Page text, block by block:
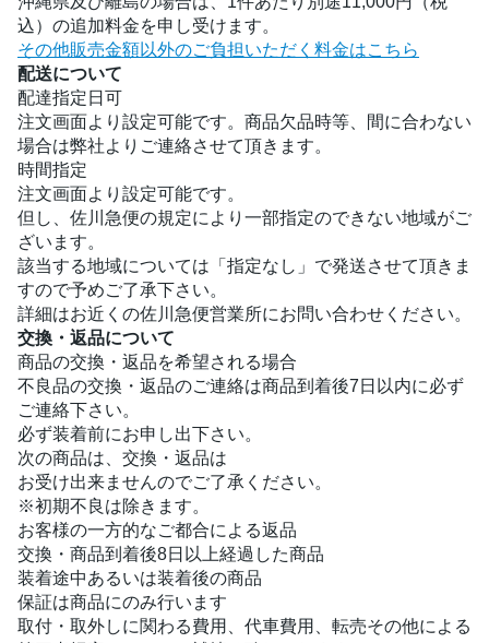
込）の追加料金を申し受けます。
その他販売金額以外のご負担いただく料金はこちら
配送について
配達指定日可
注文画面より設定可能です。商品欠品時等、間に合わない
場合は弊社よりご連絡させて頂きます。
時間指定
注文画面より設定可能です。
但し、佐川急便の規定により一部指定のできない地域がご
ざいます。
該当する地域については「指定なし」で発送させて頂きま
すので予めご了承下さい。
詳細はお近くの佐川急便営業所にお問い合わせください。
交換・返品について
商品の交換・返品を希望される場合
不良品の交換・返品のご連絡は商品到着後7日以内に必ず
ご連絡下さい。
必ず装着前にお申し出下さい。
次の商品は、交換・返品は
お受け出来ませんのでご了承ください。
※初期不良は除きます。
お客様の一方的なご都合による返品
交換・商品到着後8日以上経過した商品
装着途中あるいは装着後の商品
保証は商品にのみ行います
取付・取外しに関わる費用、代車費用、転売その他による